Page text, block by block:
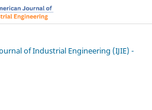
of Industrial Engineering (IJIE) -